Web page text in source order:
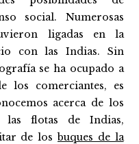
social. Numerosas
ligadas en la
con las Indias. Sin
se ha ocupado a
los comerciantes, es
acerca de los
las flotas de Indias,
de losbuques de la